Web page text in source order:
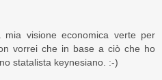
mia visione economica verte per
vorrei che in base a ciò che ho
statalista keynesiano. :-)